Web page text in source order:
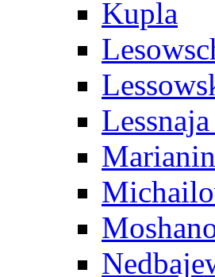
Kupla
Marianin